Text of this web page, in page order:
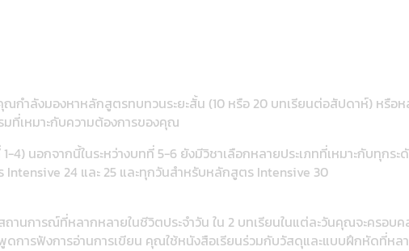
กำลังมองหาหลักสูตรทบทวนระยะสั้น (10 หรือ 20 บทเรียนต่อสัปดาห์) หรือ
มที่เหมาะกับความต้องการของคุณ
นอกจากนี้ในระหว่างบทที่ 5-6 ยังมีวิชาเลือกหลายประเภทที่เหมาะกับทุกระ
24 และ 25 และทุกวันสำหรับหลักสูตร Intensive 30
านการณ์ที่หลากหลายในชีวิตประจำวัน ใน 2 บทเรียนในแต่ละวันคุณจะครอบ
การฟังการอ่านการเขียน คุณใช้หนังสือเรียนร่วมกับวัสดุและแบบฝึกหัดที่หล